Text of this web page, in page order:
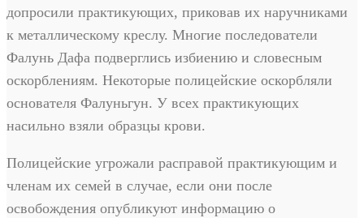
допросили практикующих, приковав их наручниками
к металлическому креслу. Многие последователи
Фалунь Дафа подверглись избиению и словесным
оскорблениям. Некоторые полицейские оскорбляли
основателя Фалуньгун. У всех практикующих
насильно взяли образцы крови.
Полицейские угрожали расправой практикующим и
членам их семей в случае, если они после
освобождения опубликуют информацию о